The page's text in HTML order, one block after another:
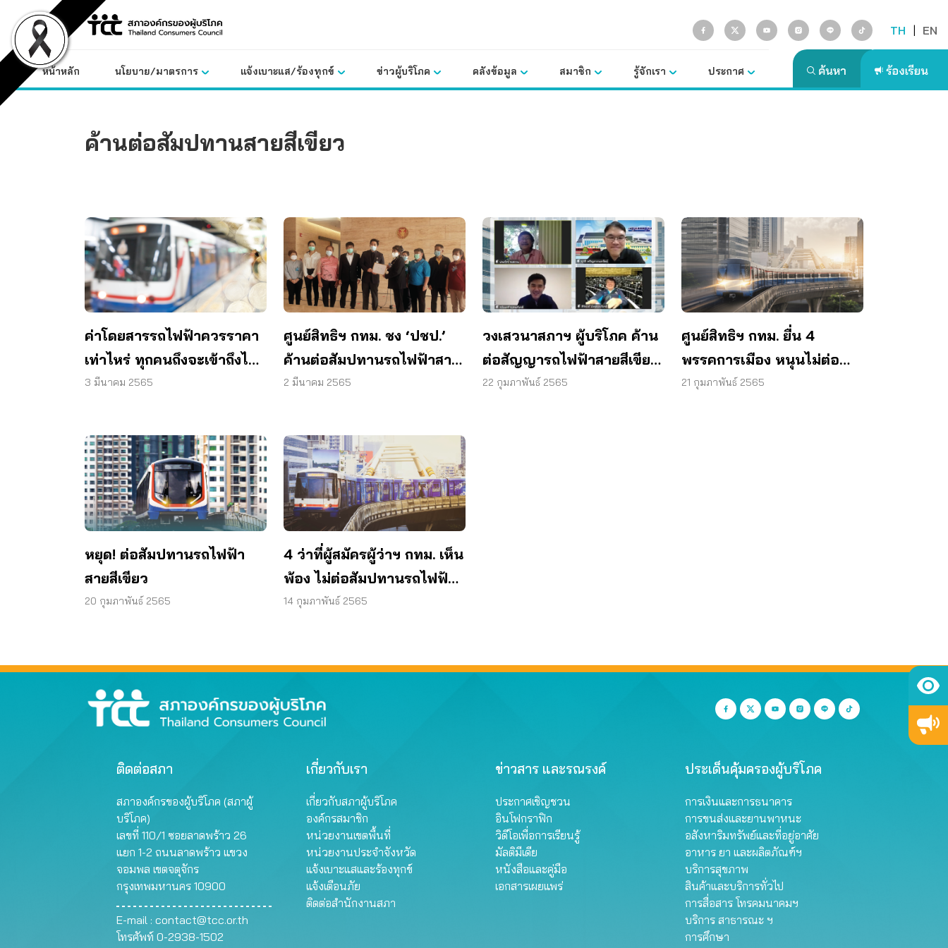
content
TH | EN
หน้าหลัก นโยบาย/มาตรการ แจ้งเบาะแส/ร้องทุกข์ ข่าวผู้บริโภค คลังข้อมูล สมาชิก รู้จักเรา ประกาศ
ค้านต่อสัมปทานสายสีเขียว
ค่าโดยสารรถไฟฟ้าควรราคา
เท่าไหร่ ทุกคนถึงจะเข้าถึงได้
?
3 มีนาคม 2565
ศูนย์สิทธิฯ กทม. ชง ‘ปชป.’
ค้านต่อสัมปทานรถไฟฟ้าสาย
สีเขียว
2 มีนาคม 2565
วงเสวนาสภาฯ ผู้บริโภค ค้าน
ต่อสัญญารถไฟฟ้าสายสีเขียว
ห่วงผู้บริโภครับภาระค่า
22 กุมภาพันธ์ 2565
ศูนย์สิทธิฯ กทม. ยื่น 4
พรรคการเมือง หนุนไม่ต่อ
สัมปทานรถไฟฟ้าสายสีเขียว
21 กุมภาพันธ์ 2565
หยุด! ต่อสัมปทานรถไฟฟ้า
สายสีเขียว
20 กุมภาพันธ์ 2565
4 ว่าที่ผู้สมัครผู้ว่าฯ กทม. เห็น
พ้อง ไม่ต่อสัมปทานรถไฟฟ้า
สายสีเขียว พร้อมฟันธง ค่า
14 กุมภาพันธ์ 2565
ติดต่อสภา
สภาองค์กรของผู้บริโภค (สภาผู้
บริโภค)
เลขที่ 110/1 ซอยลาดพร้าว 26
แยก 1-2 ถนนลาดพร้าว แขวง
จอมพล เขตจตุจักร
กรุงเทพมหานคร 10900
E-mail : contact@tcc.or.th
โทรศัพท์ 0-2938-1502
เกี่ยวกับเรา
เกี่ยวกับสภาผู้บริโภค
องค์กรสมาชิก
หน่วยงานเขตพื้นที่
หน่วยงานประจำจังหวัด
แจ้งเบาะแสและร้องทุกข์
แจ้งเตือนภัย
ติดต่อสำนักงานสภา
ข่าวสาร และรณรงค์
ประกาศเชิญชวน
อินโฟกราฟิก
วิดีโอเพื่อการเรียนรู้
มัลติมีเดีย
หนังสือและคู่มือ
เอกสารเผยแพร่
ประเด็นคุ้มครองผู้บริโภค
การเงินและการธนาคาร
การขนส่งและยานพาหนะ
อสังหาริมทรัพย์และที่อยู่อาศัย
อาหาร ยา และผลิตภัณฑ์ฯ
บริการสุขภาพ
สินค้าและบริการทั่วไป
การสื่อสาร โทรคมนาคมฯ
บริการ สาธารณะ ฯ
การศึกษา